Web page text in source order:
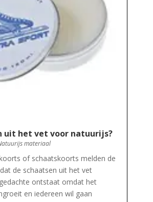
uit het vet voor natuurijs?
materiaal
of schaatskoorts melden de
de schaatsen uit het vet
ontstaat omdat het
en iedereen wil gaan